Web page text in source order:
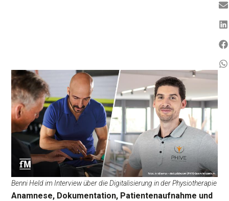
Benni Held im Interview über die Digitalisierung in der Physiotherapie
Anamnese, Dokumentation, Patientenaufnahme und